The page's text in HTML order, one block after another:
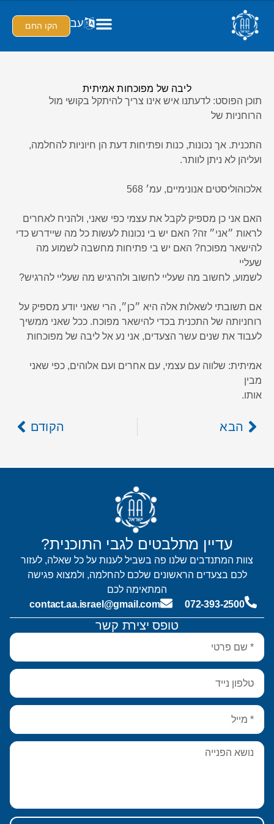
הקו החם עב
ליבה של מפוכחות אמיתית
תוכן הפוסט: לדעתנו איש אינו צריך להיתקל בקושי מול
הרוחניות של
התכנית. אך נכונות, כנות ופתיחות דעת הן חיוניות להחלמה,
ועליהן לא ניתן לוותר.
אלכוהוליסטים אנונימיים, עמ׳ 568
האם אני כן מספיק לקבל את עצמי כפי שאני, ולהניח לאחרים
לראות ״אני״ זה? האם יש בי נכונות לעשות כל מה שיידרש כדי
להישאר מפוכח? האם יש בי פתיחות מחשבה לשמוע מה
שעליי
לשמוע, לחשוב מה שעליי לחשוב ולהרגיש מה שעליי להרגיש?
אם תשובתי לשאלות אלה היא ״כן״, הרי שאני יודע מספיק על
רוחניותה של התכנית בכדי להישאר מפוכח. ככל שאני ממשיך
לעבוד את שנים עשר הצעדים, אני נע אל ליבה של מפוכחות
אמיתית: שלווה עם עצמי, עם אחרים ועם אלוהים, כפי שאני
מבין
אותו.
הבא הקודם
טופס יצירת קשר
עדיין מתלבטים לגבי התוכנית?
צוות המתנדבים שלנו פה בשביל לענות על כל שאלה, לעזור
לכם בצעדים הראשונים שלכם להחלמה, ולמצוא פגישה
המתאימה לכם
072-393-2500
contact.aa.israel@gmail.com